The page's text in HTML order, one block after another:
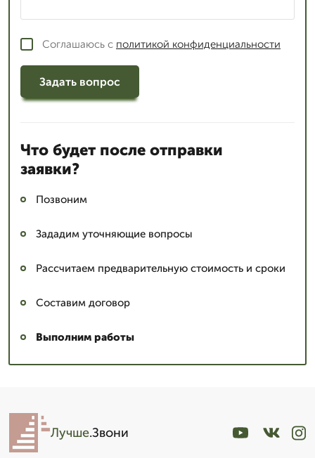
Соглашаюсь с политикой конфиденциальности
Задать вопрос
Что будет после отправки
заявки?
Позвоним
Зададим уточняющие вопросы
Рассчитаем предварительную стоимость и сроки
Составим договор
Выполним работы
Лучше.Звони